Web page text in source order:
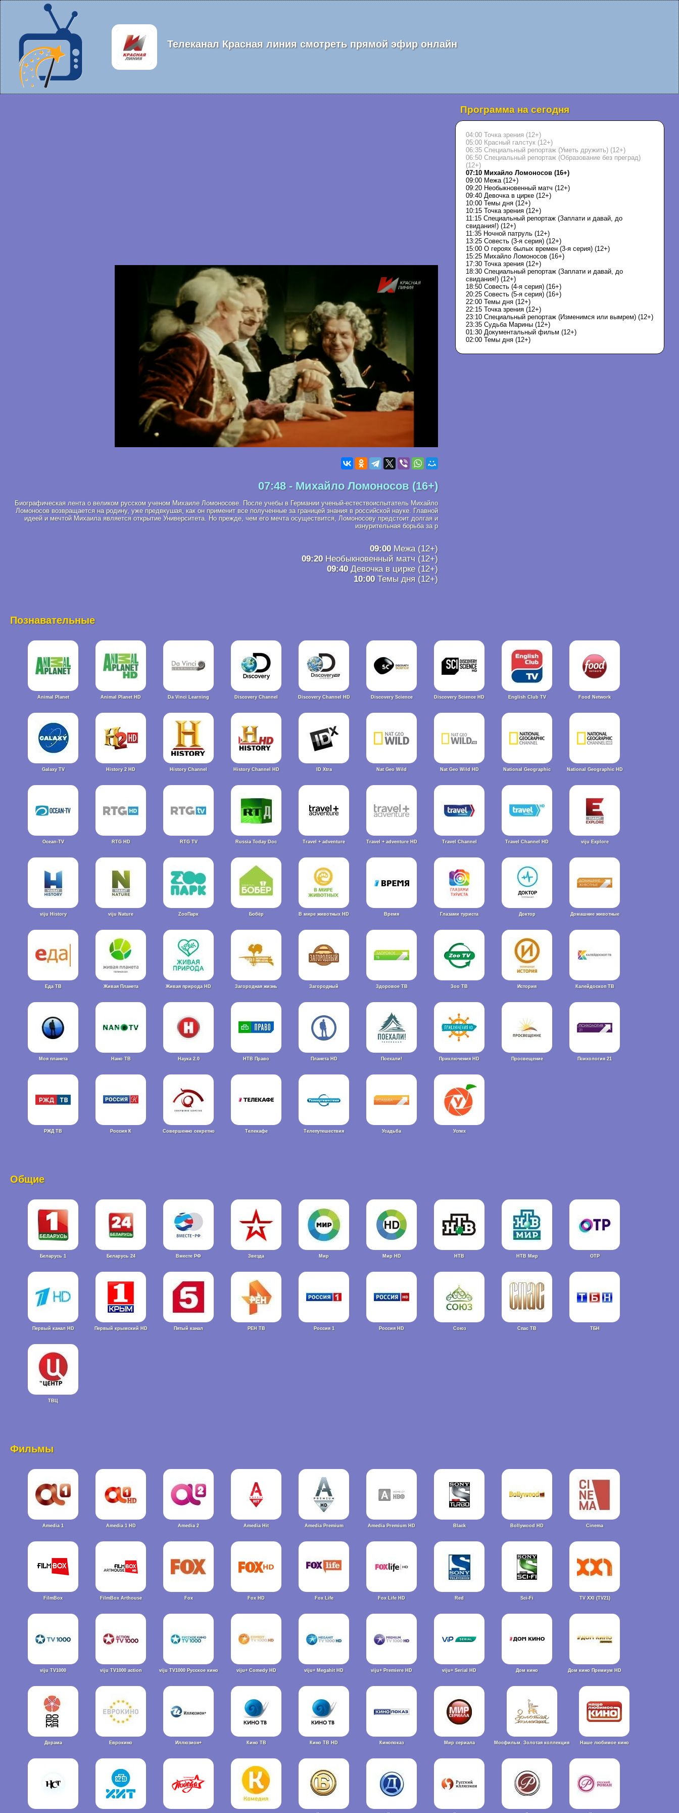
Телеканал Красная линия смотреть прямой эфир онлайн
07:48 - Михайло Ломоносов (16+)
Биографическая лента о великом русском ученом Михаиле Ломоносове. После учебы в Германии ученый-естествоиспытатель Михайло
Ломоносов возвращается на родину, уже предвкушая, как он применит все полученные за границей знания в российской науке. Главной
идеей и мечтой Михаила является открытие Университета. Но прежде, чем его мечта осуществится, Ломоносову предстоит долгая и
изнурительная борьба за р
09:00Межа (12+)
09:20Необыкновенный матч (12+)
09:40Девочка в цирке (12+)
10:00Темы дня (12+)
Программа на сегодня
04:00 Точка зрения (12+)
05:00 Красный галстук (12+)
06:35 Специальный репортаж (Уметь дружить) (12+)
06:50 Специальный репортаж (Образование без преград)
(12+)
07:10 Михайло Ломоносов (16+)
09:00 Межа (12+)
09:20 Необыкновенный матч (12+)
09:40 Девочка в цирке (12+)
10:00 Темы дня (12+)
10:15 Точка зрения (12+)
11:15 Специальный репортаж (Заплати и давай, до
свидания!) (12+)
11:35 Ночной патруль (12+)
13:25 Совесть (3-я серия) (12+)
15:00 О героях былых времен (3-я серия) (12+)
15:25 Михайло Ломоносов (16+)
17:30 Точка зрения (12+)
18:30 Специальный репортаж (Заплати и давай, до
свидания!) (12+)
18:50 Совесть (4-я серия) (16+)
20:25 Совесть (5-я серия) (16+)
22:00 Темы дня (12+)
22:15 Точка зрения (12+)
23:10 Специальный репортаж (Изменимся или вымрем) (12+)
23:35 Судьба Марины (12+)
01:30 Документальный фильм (12+)
02:00 Темы дня (12+)
Познавательные
Animal Planet Animal Planet HD Da Vinci Learning Discovery Channel Discovery Channel HD Discovery Science Discovery Science HD English Club TV Food Network
Galaxy TV History 2 HD History Channel History Channel HD ID Xtra Nat Geo Wild Nat Geo Wild HD National Geographic National Geographic HD
Ocean-TV RTG HD RTG TV Russia Today Doc Travel + adventure Travel + adventure HD Travel Channel Travel Channel HD viju Explore
viju History viju Nature ZooПарк Бобёр В мире животных HD Время Глазами туриста Доктор Домашние животные
Еда ТВ Живая Планета Живая природа HD Загородная жизнь Загородный Здоровое ТВ Зоо ТВ История Калейдоскоп ТВ
Моя планета Нано ТВ Наука 2.0 НТВ Право Планета HD Поехали! Приключения HD Просвещение Психология 21
РЖД ТВ Россия К Совершенно секретно Телекафе Телепутешествия Усадьба Успех
Общие
Беларусь 1 Беларусь 24 Вместе РФ Звезда Мир Мир HD НТВ НТВ Мир ОТР
Первый канал HD Первый крымский HD Пятый канал РЕН ТВ Россия 1 Россия HD Союз Спас ТВ ТБН
ТВЦ
Фильмы
Amedia 1 Amedia 1 HD Amedia 2 Amedia Hit Amedia Premium Amedia Premium HD Black Bollywood HD Cinema
FilmBox FilmBox Arthouse Fox Fox HD Fox Life Fox Life HD Red Sci-Fi TV XXI (TV21)
viju TV1000 viju TV1000 action viju TV1000 Русское кино viju+ Comedy HD viju+ Megahit HD viju+ Premiere HD viju+ Serial HD Дом кино Дом кино Премиум HD
Дорама Еврокино Иллюзион+ Кино ТВ Кино ТВ HD Кинопоказ Мир сериала Мосфильм. Золотая коллекция Наше любимое кино